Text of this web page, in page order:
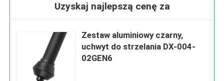
Uzyskaj najlepszą cenę za
Zestaw aluminiowy czarny,
uchwyt do strzelania DX-004-
02GEN6